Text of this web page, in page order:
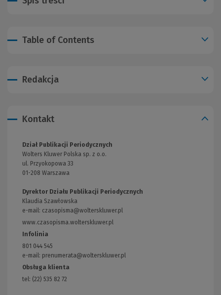
Table of Contents
Redakcja
Kontakt
Dział Publikacji Periodycznych
Wolters Kluwer Polska sp. z o.o.
ul. Przyokopowa 33
01-208 Warszawa
Dyrektor Działu Publikacji Periodycznych
Klaudia Szawłowska
e-mail: czasopisma@wolterskluwer.pl
www.czasopisma.wolterskluwer.pl
Infolinia
801 044 545
e-mail: prenumerata@wolterskluwer.pl
Obsługa klienta
tel: (22) 535 82 72